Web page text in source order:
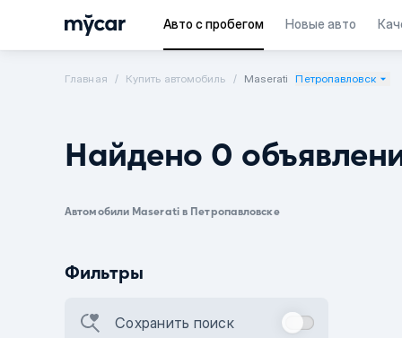
Авто с пробегом Новые авто
Главная Купить автомобиль Maserati Петропавловск
Найдено 0
Автомобили Maserati в Петропавловске
Фильтры
Сохранить поиск